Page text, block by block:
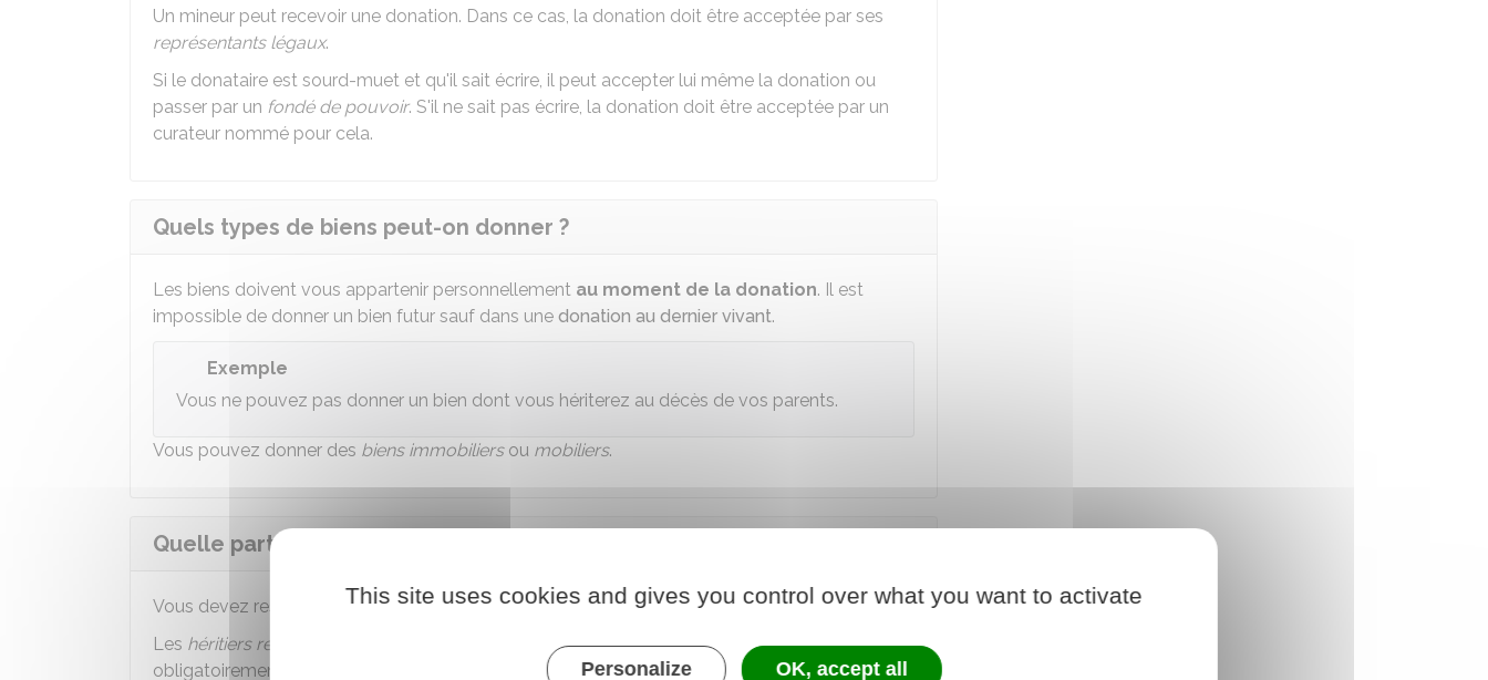
Un mineur peut recevoir une donation. Dans ce cas, la donation doit être acceptée par ses
représentants légaux.
Si le donataire est sourd-muet et qu'il sait écrire, il peut accepter lui même la donation ou
passer par un fondé de pouvoir. S'il ne sait pas écrire, la donation doit être acceptée par un
curateur nommé pour cela.
Quels types de biens peut-on donner ?
Les biens doivent vous appartenir personnellement au moment de la donation. Il est
impossible de donner un bien futur sauf dans une donation au dernier vivant.
Exemple
Vous ne pouvez pas donner un bien dont vous hériterez au décès de vos parents.
Vous pouvez donner des biens immobiliersou mobiliers.
Quelle part de son patrimoine peut-on donner ?
Vous devez respecter les règles de transmission imposées par la loi.
Les héritiers réservataires
ne peuvent pas être exclus de votre succession. Ils reçoivent
obligatoirement une
. Vous pouvez donc donner librement la part qui
This site uses cookies and gives you control over what you want to activate
Personalize OK, accept all